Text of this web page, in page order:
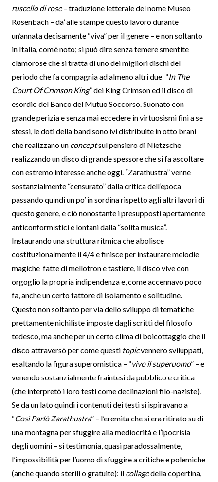
ruscello di rose– traduzione letterale del nome Museo
Rosenbach – da’ alle stampe questo lavoro durante
un’annata decisamente “viva” per il genere – e non soltanto
in Italia, com’è noto; si può dire senza temere smentite
clamorose che si tratta di uno dei migliori dischi del
periodo che fa compagnia ad almeno altri due: “In The
Court Of Crimson King” dei King Crimson ed il disco di
esordio del Banco del Mutuo Soccorso. Suonato con
grande perizia e senza mai eccedere in virtuosismi fini a se
stessi, le doti della band sono ivi distribuite in otto brani
che realizzano un conceptsul pensiero di Nietzsche,
realizzando un disco di grande spessore che si fa ascoltare
con estremo interesse anche oggi. “Zarathustra” venne
sostanzialmente “censurato” dalla critica dell’epoca,
passando quindi un po’ in sordina rispetto agli altri lavori di
questo genere, e ciò nonostante i presupposti apertamente
anticonformistici e lontani dalla “solita musica”.
Instaurando una struttura ritmica che abolisce
costituzionalmente il 4/4 e finisce per instaurare melodie
magiche fatte di mellotron e tastiere, il disco vive con
orgoglio la propria indipendenza e, come accennavo poco
fa, anche un certo fattore di isolamento e solitudine.
Questo non soltanto per via dello sviluppo di tematiche
prettamente nichiliste imposte dagli scritti del filosofo
tedesco, ma anche per un certo clima di boicottaggio che il
disco attraversò per come questi topicvennero sviluppati,
esaltando la figura superomistica – “vivo il superuomo” – e
venendo sostanzialmente fraintesi da pubblico e critica
(che interpretò i loro testi come declinazioni filo-naziste).
Se da un lato quindi i contenuti dei testi si ispiravano a
“Così Parlò Zarathustra” – l’eremita che si era ritirato su di
una montagna per sfuggire alla mediocrità e l’ipocrisia
degli uomini – si testimonia, quasi paradossalmente,
l’impossibilità per l’uomo di sfuggire a critiche e polemiche
(anche quando sterili o gratuite): il collagedella copertina,